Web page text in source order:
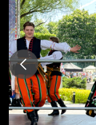
W RZESZOWIE